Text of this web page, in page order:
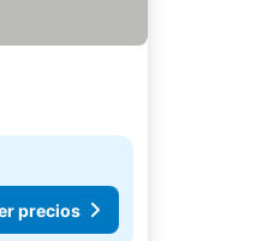
precios